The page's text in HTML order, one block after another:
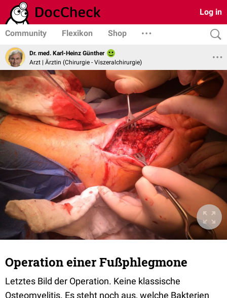
Log in
Community Flexikon Shop
Dr. med. Karl-Heinz Günther
Arzt | Ärztin (Chirurgie - Viszeralchirurgie)
Operation einer Fußphlegmone
Letztes Bild der Operation. Keine klassische
Osteomyelitis. Es steht noch aus, welche Bakterien